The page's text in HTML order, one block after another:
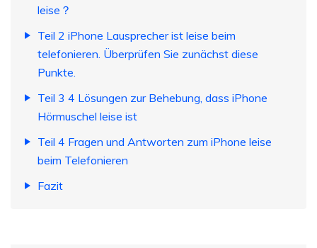
leise？
Teil 2 iPhone Lausprecher ist leise beim
telefonieren. Überprüfen Sie zunächst diese
Punkte.
Teil 3 4 Lösungen zur Behebung, dass iPhone
Hörmuschel leise ist
Teil 4 Fragen und Antworten zum iPhone leise
beim Telefonieren
Fazit